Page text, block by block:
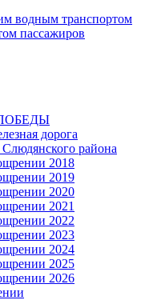
водным транспортом
пассажиров
дорога
района
2018
2019
2020
2021
2022
2023
2024
2025
2026